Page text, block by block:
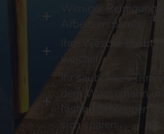
Weniger
Arbeitsersparnis
Ihre Wäsche bleibt
weicher
Ihr saubereres
dem Wasserhahn
lästige Schleppen
sich sparen.